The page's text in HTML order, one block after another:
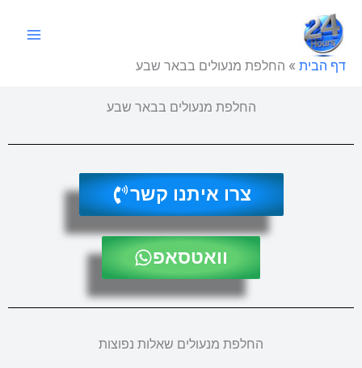
לתוכן
דף הבית » החלפת מנעולים בבאר שבע
החלפת מנעולים בבאר שבע
צרו איתנו קשר
וואטסאפ
החלפת מנעולים שאלות נפוצות